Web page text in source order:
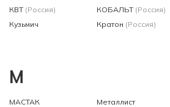
КВТ (Россия)
Кузьмич
КОБАЛЬТ (Россия)
Кратон (Россия)
М
МАСТАК Металлист